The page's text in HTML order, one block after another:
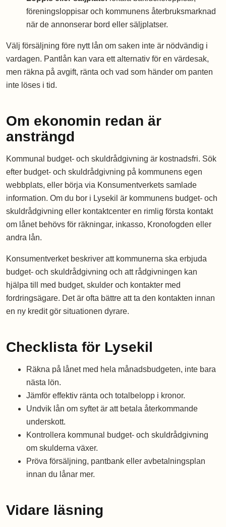
föreningsloppisar och kommunens återbruksmarknad
när de annonserar bord eller säljplatser.
Välj försäljning före nytt lån om saken inte är nödvändig i
vardagen. Pantlån kan vara ett alternativ för en värdesak,
men räkna på avgift, ränta och vad som händer om panten
inte löses i tid.
Om ekonomin redan är
ansträngd
Kommunal budget- och skuldrådgivning är kostnadsfri. Sök
efter budget- och skuldrådgivning på kommunens egen
webbplats, eller börja via Konsumentverkets samlade
information. Om du bor i Lysekil är kommunens budget- och
skuldrådgivning eller kontaktcenter en rimlig första kontakt
om lånet behövs för räkningar, inkasso, Kronofogden eller
andra lån.
Konsumentverket beskriver att kommunerna ska erbjuda
budget- och skuldrådgivning och att rådgivningen kan
hjälpa till med budget, skulder och kontakter med
fordringsägare. Det är ofta bättre att ta den kontakten innan
en ny kredit gör situationen dyrare.
Checklista för Lysekil
Räkna på lånet med hela månadsbudgeten, inte bara
nästa lön.
Jämför effektiv ränta och totalbelopp i kronor.
Undvik lån om syftet är att betala återkommande
underskott.
Kontrollera kommunal budget- och skuldrådgivning
om skulderna växer.
Pröva försäljning, pantbank eller avbetalningsplan
innan du lånar mer.
Vidare läsning